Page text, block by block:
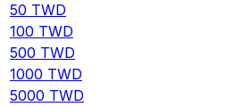
50 TWD
100 TWD
500 TWD
1000 TWD
5000 TWD